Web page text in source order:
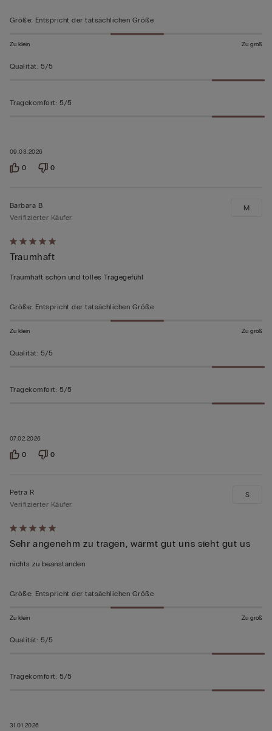
bewertet
09.03.2026
Größe: Entspricht der tatsächlichen Größe
Zu klein Zu groß
Qualität: 5/5
Tragekomfort: 5/5
0 0
Mit
5
von
bewertet
07.02.2026
Barbara B
Verifizierter Käufer
Traumhaft
Traumhaft schön und tolles Tragegefühl
M
Größe: Entspricht der tatsächlichen Größe
Zu klein Zu groß
Qualität: 5/5
Tragekomfort: 5/5
0 0
Mit
5
von
bewertet
31.01.2026
Petra R
Verifizierter Käufer
Sehr angenehm zu tragen, wärmt gut uns sieht gut us
nichts zu beanstanden
S
Größe: Entspricht der tatsächlichen Größe
Zu klein Zu groß
Qualität: 5/5
Tragekomfort: 5/5